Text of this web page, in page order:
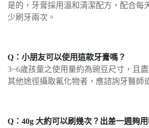
是的，牙膏採用溫和清潔配方，配合每
少刷牙兩次。
Q：小朋友可以使用這款牙膏嗎？
3~6歲孩童之使用量約為豌豆尺寸，且
其他途徑攝取氟化物者，應諮詢牙醫師
Q：40g 大約可以刷幾次？出差一週夠用